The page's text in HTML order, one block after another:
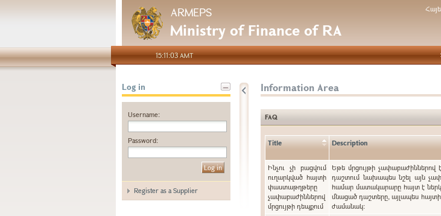
ARMEPS
Ministry of Finance of RA
15:11:03 AMT
Log in
Username:
Password:
Register as a Supplier
Information Area
FAQ
Title Description
Ինչու չի բացվում
ուղարկված հայտի
փաստաթղթերը
չափաբաժիններով
մրցույթի դեպքում
Եթե մրցույթի
դաշտում նախապես նշել այն
համար մատակարարը հայտ է
մնացած դաշտերը, այլապես
ժամանակ: